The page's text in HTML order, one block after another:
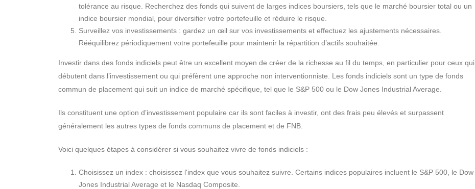
tolérance au risque. Recherchez des fonds qui suivent de larges indices boursiers, tels que le marché boursier total ou un
indice boursier mondial, pour diversifier votre portefeuille et réduire le risque.
Surveillez vos investissements : gardez un œil sur vos investissements et effectuez les ajustements nécessaires.
Rééquilibrez périodiquement votre portefeuille pour maintenir la répartition d’actifs souhaitée.
Investir dans des fonds indiciels peut être un excellent moyen de créer de la richesse au fil du temps, en particulier pour ceux qui
débutent dans l’investissement ou qui préfèrent une approche non interventionniste. Les fonds indiciels sont un type de fonds
commun de placement qui suit un indice de marché spécifique, tel que le S&P 500 ou le Dow Jones Industrial Average.
Ils constituent une option d’investissement populaire car ils sont faciles à investir, ont des frais peu élevés et surpassent
généralement les autres types de fonds communs de placement et de FNB.
Voici quelques étapes à considérer si vous souhaitez vivre de fonds indiciels :
Choisissez un index : choisissez l'index que vous souhaitez suivre. Certains indices populaires incluent le S&P 500, le Dow
Jones Industrial Average et le Nasdaq Composite.